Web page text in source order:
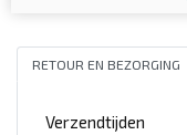
RETOUR EN BEZORGING
Verzendtijden